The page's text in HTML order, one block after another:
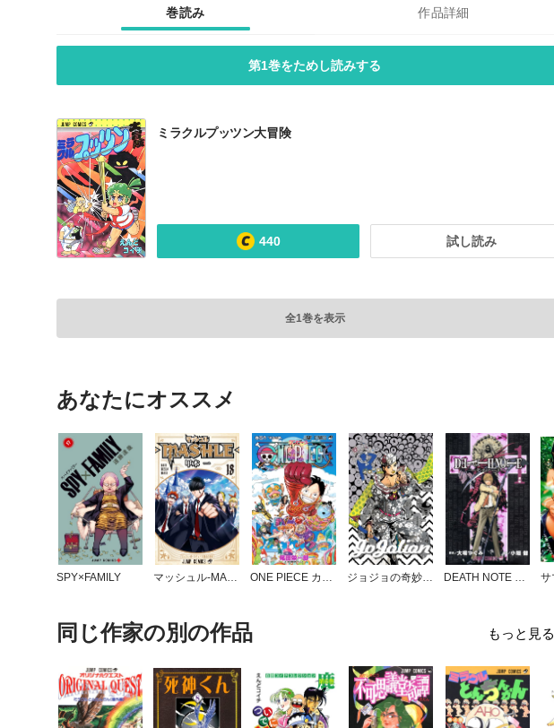
巻読み 作品詳細
第1巻をためし読みする
ミラクルプッツン大冒険
440 試し読み
全1巻を表示
あなたにオススメ
SPY×FAMILY マッシュル-MASHLE- ONE PIECE カラー版 ジョジョの奇妙な冒険 第8部 ジョジョリオン DEATH NOTE モノクロ版
同じ作家の別の作品 もっと見る